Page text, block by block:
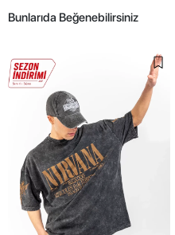
Bunlarıda Beğenebilirsiniz